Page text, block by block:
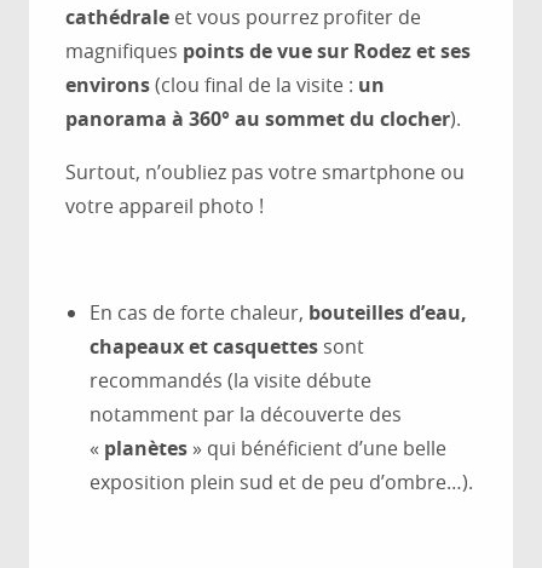
cathédrale et vous pourrez profiter de
magnifiques points de vue sur Rodez et ses
environs(clou final de la visite : un
panorama à 360° au sommet du clocher).
Surtout, n’oubliez pas votre smartphone ou
votre appareil photo !
En cas de forte chaleur, bouteilles d’eau,
chapeaux et casquettes sont
recommandés (la visite débute
notamment par la découverte des
« planètes » qui bénéficient d’une belle
exposition plein sud et de peu d’ombre…).